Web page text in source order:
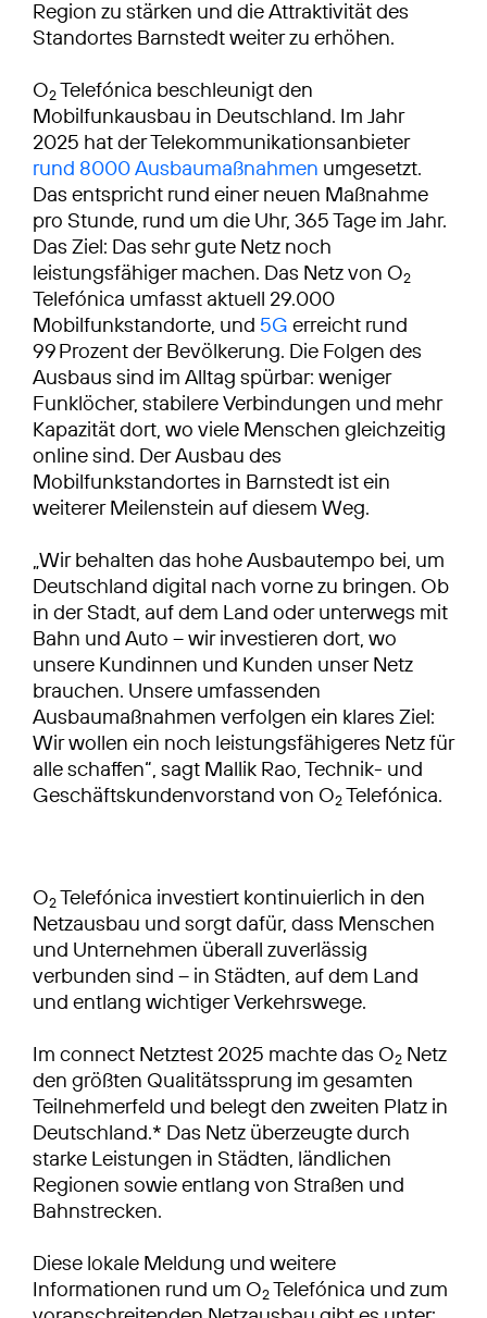
Region zu stärken und die Attraktivität des
Standortes Barnstedt weiter zu erhöhen.
O2Telefónica beschleunigt den
Mobilfunkausbau in Deutschland. Im Jahr
2025 hat der Telekommunikationsanbieter
rund 8000 Ausbaumaßnahmen umgesetzt.
Das entspricht rund einer neuen Maßnahme
pro Stunde, rund um die Uhr, 365 Tage im Jahr.
Das Ziel: Das sehr gute Netz noch
leistungsfähiger machen. Das Netz von O2
Telefónica umfasst aktuell 29.000
Mobilfunkstandorte, und 5G erreicht rund
99 Prozent der Bevölkerung. Die Folgen des
Ausbaus sind im Alltag spürbar: weniger
Funklöcher, stabilere Verbindungen und mehr
Kapazität dort, wo viele Menschen gleichzeitig
online sind. Der Ausbau des
Mobilfunkstandortes in Barnstedt ist ein
weiterer Meilenstein auf diesem Weg.
„Wir behalten das hohe Ausbautempo bei, um
Deutschland digital nach vorne zu bringen. Ob
in der Stadt, auf dem Land oder unterwegs mit
Bahn und Auto – wir investieren dort, wo
unsere Kundinnen und Kunden unser Netz
brauchen. Unsere umfassenden
Ausbaumaßnahmen verfolgen ein klares Ziel:
Wir wollen ein noch leistungsfähigeres Netz für
alle schaffen“, sagt Mallik Rao, Technik- und
Geschäftskundenvorstand von O2Telefónica.
O2Telefónica investiert kontinuierlich in den
Netzausbau und sorgt dafür, dass Menschen
und Unternehmen überall zuverlässig
verbunden sind – in Städten, auf dem Land
und entlang wichtiger Verkehrswege.
Im connect Netztest 2025 machte das O2 Netz
den größten Qualitätssprung im gesamten
Teilnehmerfeld und belegt den zweiten Platz in
Deutschland.* Das Netz überzeugte durch
starke Leistungen in Städten, ländlichen
Regionen sowie entlang von Straßen und
Bahnstrecken.
Diese lokale Meldung und weitere
Informationen rund um O2Telefónica und zum